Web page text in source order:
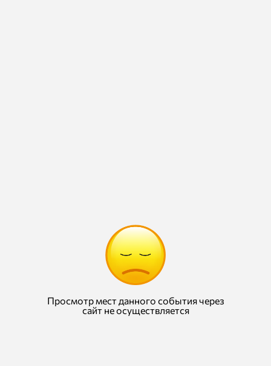
Просмотр мест данного события через
сайт не осуществляется